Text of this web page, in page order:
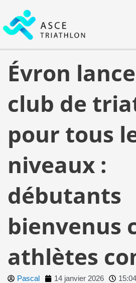
contenu
Évron
club de
pour tous
niveaux :
débutants
bienvenus
athlètes
Pascal 14 janvier 2026
15:04